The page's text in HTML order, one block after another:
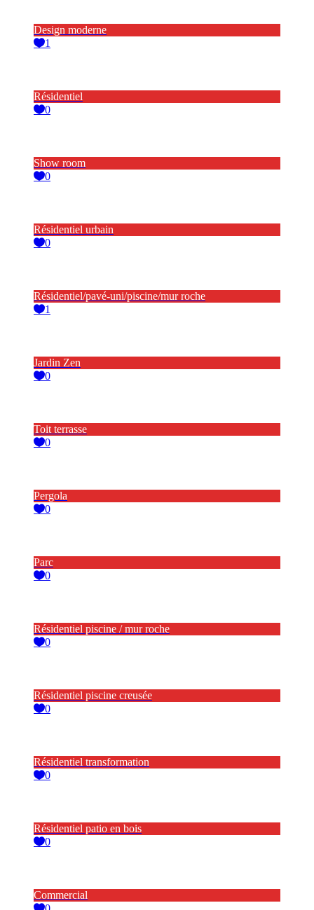
Design moderne
1
Résidentiel
0
Show room
0
Résidentiel urbain
0
Résidentiel/pavé-uni/piscine/mur roche
1
Jardin Zen
0
Toit terrasse
0
Pergola
0
Parc
0
Résidentiel piscine / mur roche
0
Résidentiel piscine creusée
0
Résidentiel transformation
0
Résidentiel patio en bois
0
Commercial